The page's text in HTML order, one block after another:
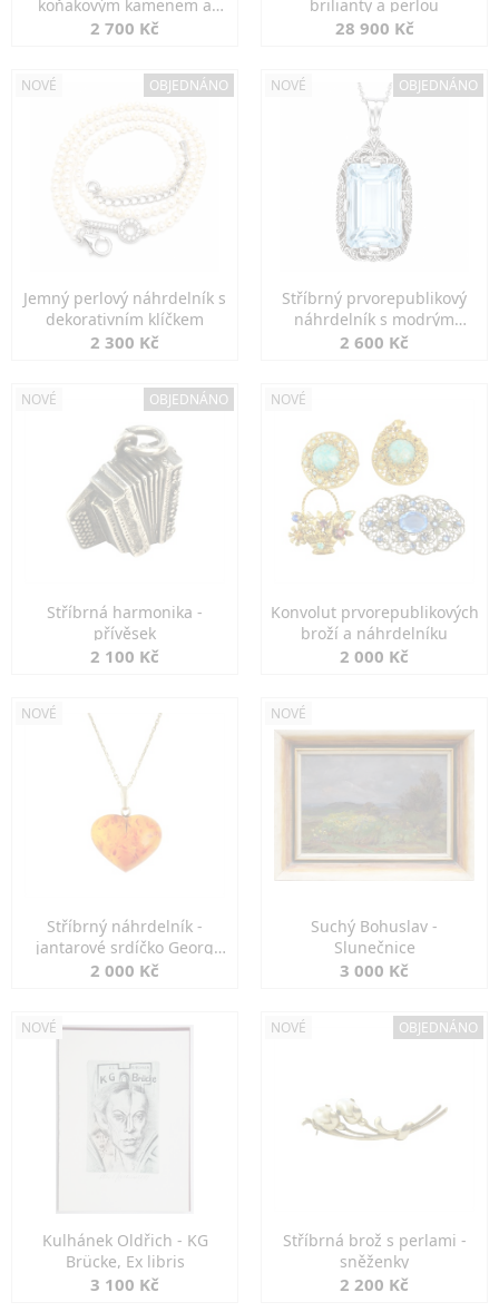
koňakovým kamenem a
markazity
2 700 Kč
brilianty a perlou
28 900 Kč
NOVÉ OBJEDNÁNO
Jemný perlový náhrdelník s
dekorativním klíčkem
2 300 Kč
NOVÉ OBJEDNÁNO
Stříbrný prvorepublikový
náhrdelník s modrým
spinelem
2 600 Kč
NOVÉ OBJEDNÁNO
Stříbrná harmonika -
přívěsek
2 100 Kč
NOVÉ
Konvolut prvorepublikových
broží a náhrdelníku
2 000 Kč
NOVÉ
Stříbrný náhrdelník -
jantarové srdíčko Georg
Kramer
2 000 Kč
NOVÉ
Suchý Bohuslav -
Slunečnice
3 000 Kč
NOVÉ
Kulhánek Oldřich - KG
Brücke, Ex libris
3 100 Kč
NOVÉ OBJEDNÁNO
Stříbrná brož s perlami -
sněženky
2 200 Kč